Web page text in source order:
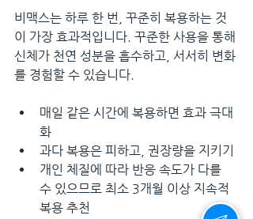
비맥스는 하루 한 번, 꾸준히 복용하는 것
이 가장 효과적입니다. 꾸준한 사용을 통해
신체가 천연 성분을 흡수하고, 서서히 변화
를 경험할 수 있습니다.
매일 같은 시간에 복용하면 효과 극대
화
과다 복용은 피하고, 권장량을 지키기
개인 체질에 따라 반응 속도가 다를
수 있으므로 최소 3개월 이상 지속적
복용 추천